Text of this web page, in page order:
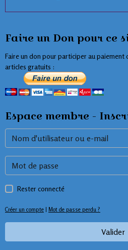
Faire un Don pour ce
Faire un don pour participer au paiement
articles gratuits :
Espace membre -
Rester connecté
Créer un compte Mot de passe perdu ?
Valider